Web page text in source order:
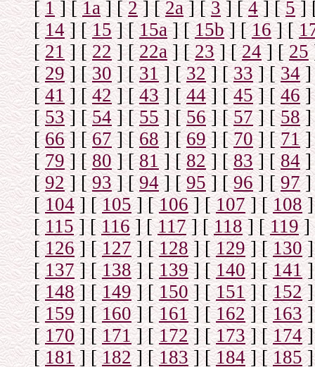
[1] [1а] [2] [2а] [3] [4] [5]
[14] [15] [15a] [15b] [16] [
[21] [22 ] [22a] [23] [24] [25
[29] [30] [31] [32] [33] [34]
[41] [42] [43] [44] [45] [46]
[53] [54] [55] [56] [57] [58]
[66] [67] [68] [69] [70] [71]
[79] [80] [81] [82] [83] [84]
[92] [93] [94] [95] [96] [97]
[104] [105] [106] [107] [108]
[115] [116] [117] [118] [119]
[126] [127] [128] [129] [130]
[137] [138] [139] [140] [141]
[148] [149] [150] [151] [152]
[159] [160] [161] [162] [ 163]
[170] [171] [172] [173] [174]
[181] [182] [183] [184] [185]